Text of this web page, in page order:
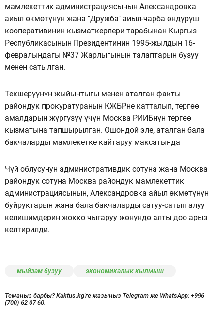
мамлекеттик администрациясынын Александровка
айыл өкмөтүнүн жана "Дружба" айыл-чарба өндүрүш
кооперативинин кызматкерлери тарабынан Кыргыз
Республикасынын Президентинин 1995-жылдын 16-
февралындагы №37 Жарлыгынын талаптарын бузуу
менен сатылган.
Текшерүүнүн жыйынтыгы менен аталган факты
райондук прокуратуранын КЖБРне катталып, тергөө
амалдарын жүргүзүү үчүн Москва РИИБнүн тергөө
кызматына тапшырылган. Ошондой эле, аталган бала
бакчаларды мамлекетке кайтаруу максатында
Чүй облусунун административдик сотуна жана Москва
райондук сотуна Москва райондук мамлекеттик
администрациясынын, Александровка айыл өкмөтүнүн
буйруктарын жана бала бакчаларды сатуу-сатып алуу
келишимдерин жокко чыгаруу жөнүндө алты доо арыз
келтирилди.
мыйзам бузуу экономикалык кылмыш
Темаңыз барбы? Kaktus.kg'ге жазыңыз Telegram же WhatsApp: +996
(700) 62 07 60.